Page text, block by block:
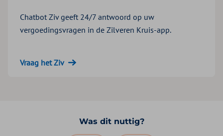
Chatbot Ziv geeft 24/7 antwoord op uw
vergoedingsvragen in de Zilveren Kruis-app.
Vraag het Ziv
Was dit nuttig?